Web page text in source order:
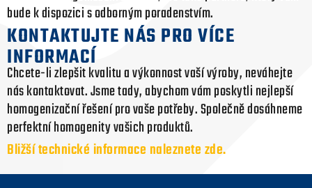
bude k dispozici s odborným poradenstvím.
KONTAKTUJTE NÁS PRO VÍCE
INFORMACÍ
Chcete-li zlepšit kvalitu a výkonnost vaší výroby, neváhejte
nás kontaktovat. Jsme tady, abychom vám poskytli nejlepší
homogenizační řešení pro vaše potřeby. Společně dosáhneme
perfektní homogenity vašich produktů.
Bližší technické informace naleznete zde.